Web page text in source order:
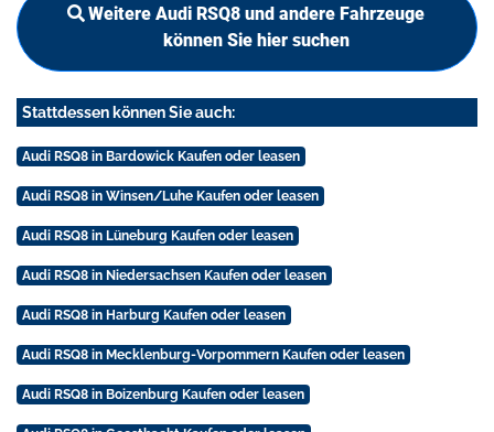
Weitere Audi RSQ8 und andere Fahrzeuge
können Sie hier suchen
Stattdessen können Sie auch:
Audi RSQ8 in Bardowick Kaufen oder leasen
Audi RSQ8 in Winsen/Luhe Kaufen oder leasen
Audi RSQ8 in Lüneburg Kaufen oder leasen
Audi RSQ8 in Niedersachsen Kaufen oder leasen
Audi RSQ8 in Harburg Kaufen oder leasen
Audi RSQ8 in Mecklenburg-Vorpommern Kaufen oder leasen
Audi RSQ8 in Boizenburg Kaufen oder leasen